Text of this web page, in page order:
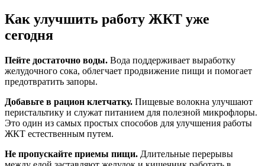
Как улучшить работу ЖКТ уже
сегодня
Пейте достаточно воды. Вода поддерживает выработку
желудочного сока, облегчает продвижение пищи и помогает
предотвратить запоры.
Добавьте в рацион клетчатку. Пищевые волокна улучшают
перистальтику и служат питанием для полезной микрофлоры.
Это один из самых простых способов для улучшения работы
ЖКТ естественным путем.
Не пропускайте приемы пищи. Длительные перерывы